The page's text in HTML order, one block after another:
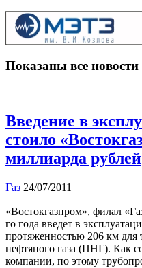
Показаны все новости
Введение в
cтоило
миллиарда рублей
Газ 24/07/2011
«Востокгазпром», филал
го года введет в
протяженностью 206 км для
нефтяного газа (ПНГ). Как
компании, по этому